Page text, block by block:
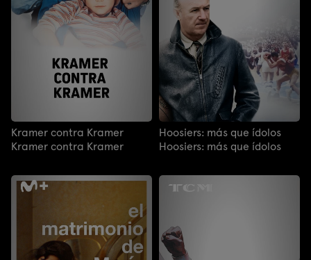
Kramer contra Kramer
Kramer contra Kramer
Hoosiers: más que ídolos
Hoosiers: más que ídolos